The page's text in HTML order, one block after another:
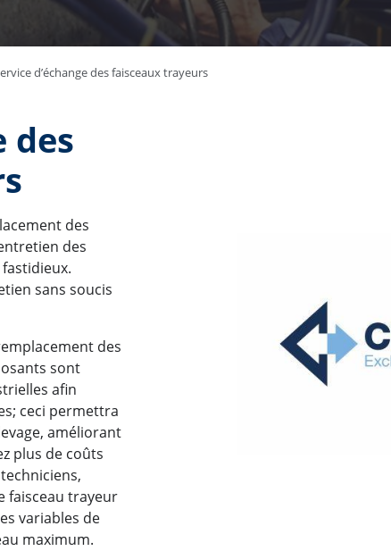
d’échange des faisceaux trayeurs
des
des
des
sans soucis
des
sont
afin
ceci permettra
améliorant
plus de coûts
faisceau trayeur
variables de
maximum.